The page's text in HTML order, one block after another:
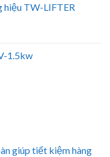
hiệu TW-LIFTER
1.5kw
giúp tiết kiệm hàng